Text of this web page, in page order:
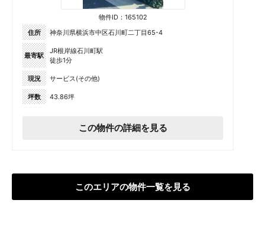
物件ID：165102
住所
神奈川県横浜市中区石川町二丁目65-4
最寄駅
JR根岸線石川町駅
徒歩1分
現況 サービス(その他)
坪数 43.86坪
この物件の詳細を見る
このエリアの物件一覧を見る